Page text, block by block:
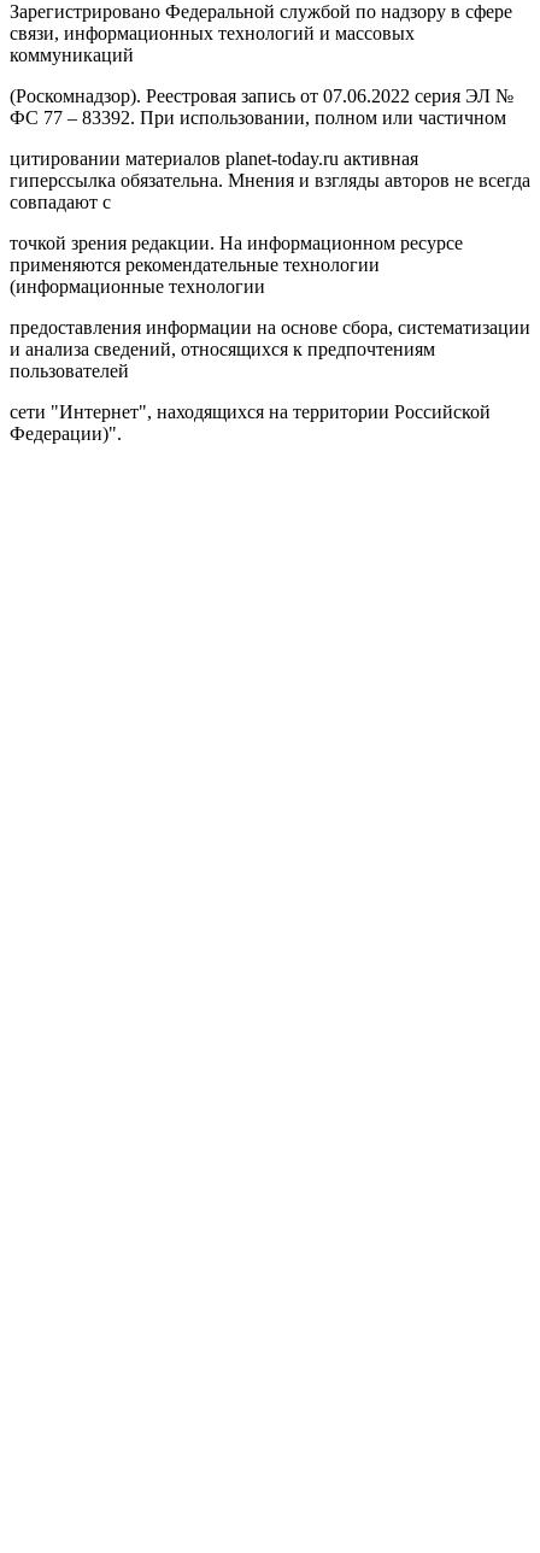
Зарегистрировано Федеральной службой по надзору в сфере
связи, информационных технологий и массовых
коммуникаций
(Роскомнадзор). Реестровая запись от 07.06.2022 серия ЭЛ №
ФС 77 – 83392. При использовании, полном или частичном
цитировании материалов planet-today.ru активная
гиперссылка обязательна. Мнения и взгляды авторов не всегда
совпадают с
точкой зрения редакции. На информационном ресурсе
применяются рекомендательные технологии
(информационные технологии
предоставления информации на основе сбора, систематизации
и анализа сведений, относящихся к предпочтениям
пользователей
сети "Интернет", находящихся на территории Российской
Федерации)".